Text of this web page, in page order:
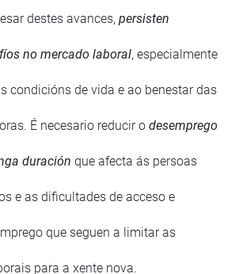
destes avances,persisten
no mercado laboral, especialmente
condicións de vida e ao benestar das
É necesario reducir odesemprego
duración que afecta ás persoas
e as dificultades de acceso e
que seguen a limitar as
para a xente nova.